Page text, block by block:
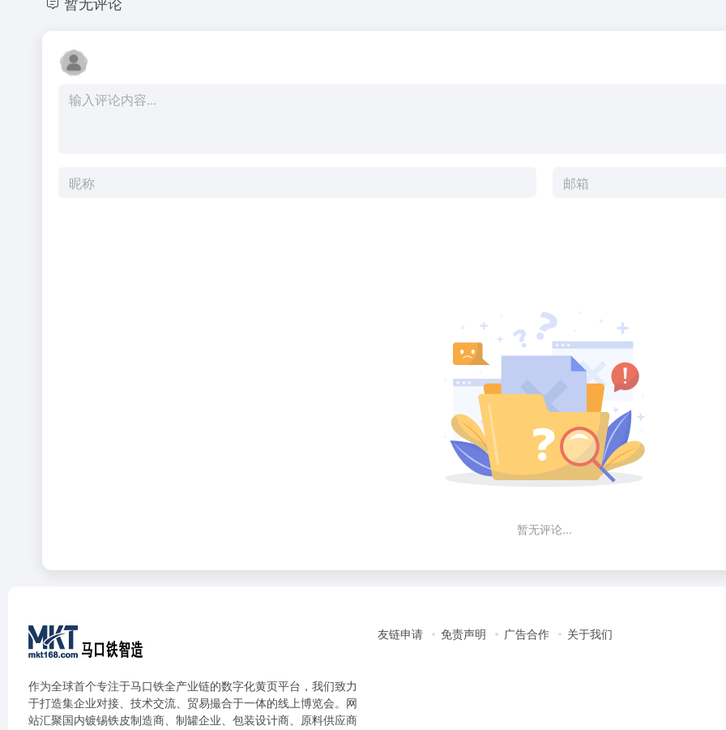
暂无评论...
作为全球首个专注于马口铁全产业链的数字化黄页平台，我们致力
于打造集企业对接、技术交流、贸易撮合于一体的线上博览会。网
站汇聚国内镀锡铁皮制造商、制罐企业、包装设计商、原料供应商
友链申请 免责声明 广告合作 关于我们